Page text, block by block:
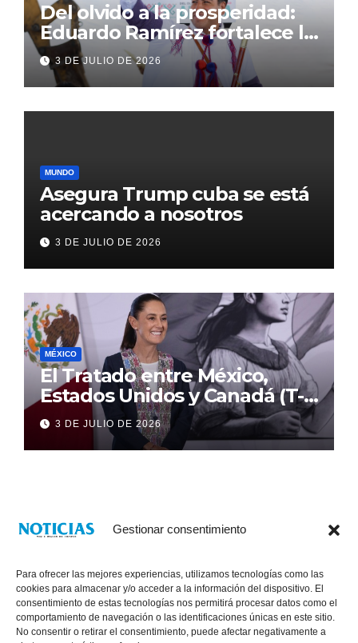
Gestionar consentimiento
Para ofrecer las mejores experiencias, utilizamos tecnologías como las
cookies para almacenar y/o acceder a la información del dispositivo. El
consentimiento de estas tecnologías nos permitirá procesar datos como el
comportamiento de navegación o las identificaciones únicas en este sitio.
No consentir o retirar el consentimiento, puede afectar negativamente a
Del olvido a la prosperidad:
Eduardo Ramírez fortalece la
transformación de Aldama
con inversión histórica
3 DE JULIO DE 2026
MUNDO
Asegura Trump cuba se está
acercando a nosotros
3 DE JULIO DE 2026
MÉXICO
El Tratado entre México,
Estados Unidos y Canadá (T-
MEC) se mantiene hasta el
2036: Presidenta Claudia
Sheinbaum
3 DE JULIO DE 2026